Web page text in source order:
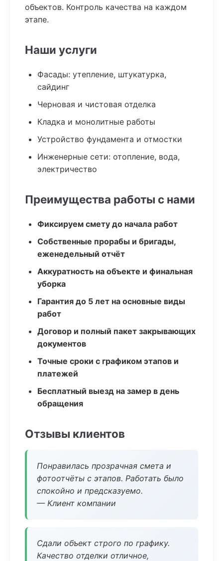
объектов. Контроль качества на каждом
этапе.
Наши услуги
Фасады: утепление, штукатурка,
сайдинг
Черновая и чистовая отделка
Кладка и монолитные работы
Устройство фундамента и отмостки
Инженерные сети: отопление, вода,
электричество
Преимущества работы с нами
Фиксируем смету до начала работ
Собственные прорабы и бригады,
еженедельный отчёт
Аккуратность на объекте и финальная
уборка
Гарантия до 5 лет на основные виды
работ
Договор и полный пакет закрывающих
документов
Точные сроки с графиком этапов и
платежей
Бесплатный выезд на замер в день
обращения
Отзывы клиентов
Понравилась прозрачная смета и
фотоотчёты с этапов. Работать было
спокойно и предсказуемо.
— Клиент компании
Сдали объект строго по графику.
Качество отделки отличное,